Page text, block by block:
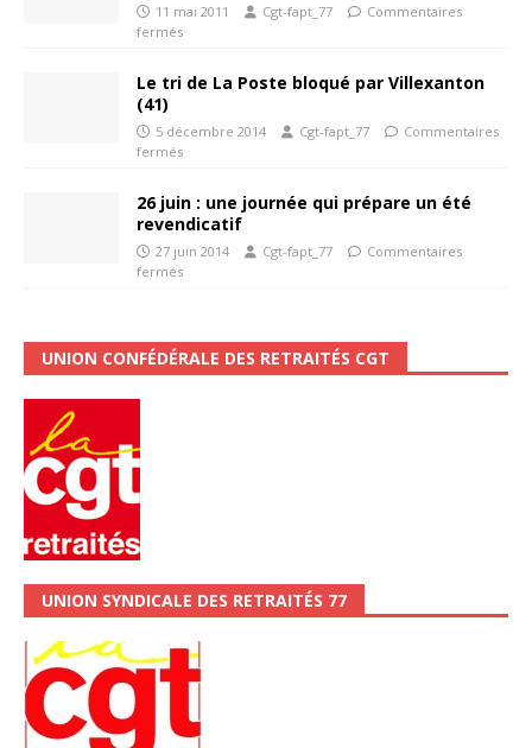
11 mai 2011 Cgt-fapt_77
Commentaires
fermés
Le tri de La Poste bloqué par Villexanton
(41)
5 décembre 2014 Cgt-fapt_77
Commentaires
fermés
26 juin : une journée qui prépare un été
revendicatif
27 juin 2014 Cgt-fapt_77
Commentaires
fermés
UNION CONFÉDÉRALE DES RETRAITÉS CGT
UNION SYNDICALE DES RETRAITÉS 77